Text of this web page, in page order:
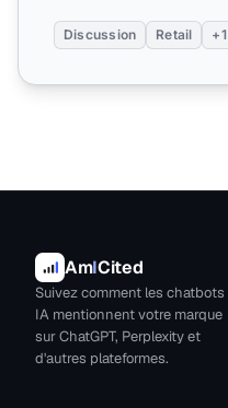
Discussion Retail +1
AmICited
Suivez comment les chatbots
IA mentionnent votre marque
sur ChatGPT, Perplexity et
d'autres plateformes.